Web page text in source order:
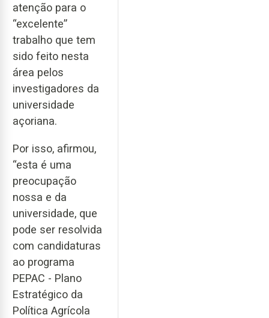
atenção para o
“excelente”
trabalho que tem
sido feito nesta
área pelos
investigadores da
universidade
açoriana.
Por isso, afirmou,
“esta é uma
preocupação
nossa e da
universidade, que
pode ser resolvida
com candidaturas
ao programa
PEPAC - Plano
Estratégico da
Política Agrícola